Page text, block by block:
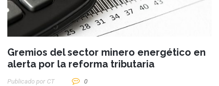
Gremios del sector minero energético en
alerta por la reforma tributaria
Publicado por CT 0